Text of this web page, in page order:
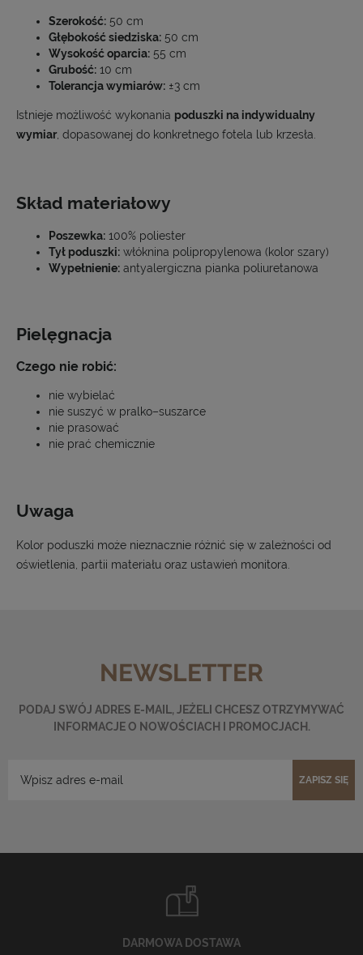
Szerokość: 50 cm
Głębokość siedziska: 50 cm
Wysokość oparcia: 55 cm
Grubość: 10 cm
Tolerancja wymiarów: ±3 cm
Istnieje możliwość wykonania poduszki na indywidualny
wymiar, dopasowanej do konkretnego fotela lub krzesła.
Skład materiałowy
Poszewka: 100% poliester
Tył poduszki: włóknina polipropylenowa (kolor szary)
Wypełnienie: antyalergiczna pianka poliuretanowa
Pielęgnacja
Czego nie robić:
nie wybielać
nie suszyć w pralko–suszarce
nie prasować
nie prać chemicznie
Uwaga
Kolor poduszki może nieznacznie różnić się w zależności od
oświetlenia, partii materiału oraz ustawień monitora.
NEWSLETTER
PODAJ SWÓJ ADRES E-MAIL, JEŻELI CHCESZ OTRZYMYWAĆ
INFORMACJE O NOWOŚCIACH I PROMOCJACH.
ZAPISZ SIĘ
DARMOWA DOSTAWA